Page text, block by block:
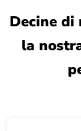
Decine
la